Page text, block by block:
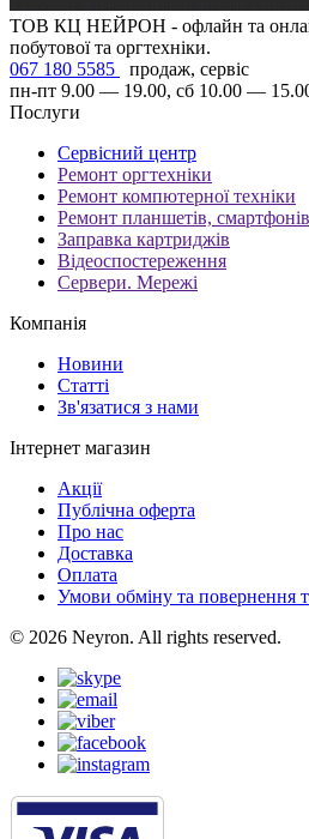
ТОВ КЦ НЕЙРОН - офлайн та
побутової та оргтехніки.
067 180 5585
продаж, сервіс
пн-пт 9.00 — 19.00, сб 10.00 —
Послуги
Сервісний центр
Ремонт оргтехніки
Ремонт компютерної техніки
Ремонт планшетів, смартфонів
Заправка картриджів
Відеоспостереження
Сервери. Мережі
Компанія
Новини
Статті
Зв'язатися з нами
Інтернет магазин
Акції
Публічна оферта
Про нас
Доставка
Оплата
Умови обміну та повернення
© 2026 Neyron. All rights reserved.